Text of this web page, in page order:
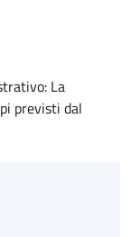
La
previsti dal